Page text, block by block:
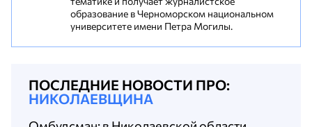
образование в Черноморском национальном
университете имени Петра Могилы.
ПОСЛЕДНИЕ НОВОСТИ ПРО:
НИКОЛАЕВЩИНА